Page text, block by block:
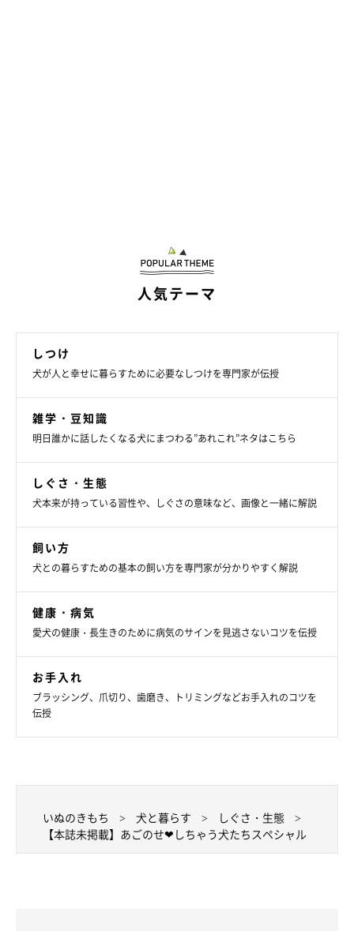
1才違いの虎之介ちゃんのおしりに、虎太郎ちゃんがあご乗せし
ています。
嫌がる虎之介ちゃんをよそに、虎太郎君はなんともリラックスし
た表情をしていたそう！
お次はるーさんからのご投稿。VAREちゃん（2才／ミックス）が
同居犬のMARちゃんのおなかにあごのせして熟睡しているところ
のお写真です！
人気テーマ
しつけ
犬が人と幸せに暮らすために必要なしつけを専門家が伝授
雑学・豆知識
明日誰かに話したくなる犬にまつわる”あれこれ”ネタはこちら
しぐさ・生態
犬本来が持っている習性や、しぐさの意味など、画像と一緒に解説
飼い方
犬との暮らすための基本の飼い方を専門家が分かりやすく解説
健康・病気
愛犬の健康・長生きのために病気のサインを見逃さないコツを伝授
お手入れ
ブラッシング、爪切り、歯磨き、トリミングなどお手入れのコツを
伝授
いぬのきもち 犬と暮らす
しぐさ・生態
【本誌未掲載】あごのせ❤しちゃう犬たちスペシャル